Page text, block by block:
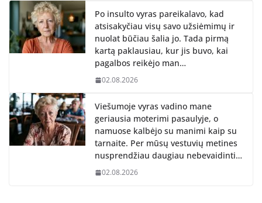
Po insulto vyras pareikalavo, kad
atsisakyčiau visų savo užsiėmimų ir
nuolat būčiau šalia jo. Tada pirmą
kartą paklausiau, kur jis buvo, kai
pagalbos reikėjo man…
02.08.2026
Viešumoje vyras vadino mane
geriausia moterimi pasaulyje, o
namuose kalbėjo su manimi kaip su
tarnaite. Per mūsų vestuvių metines
nusprendžiau daugiau nebevaidinti…
02.08.2026